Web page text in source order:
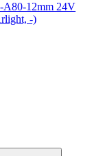
A80-12mm 24V
-)